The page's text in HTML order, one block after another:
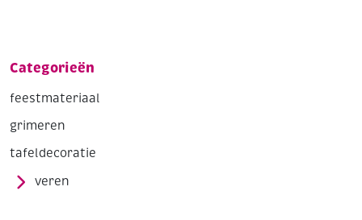
Categorieën
feestmateriaal
grimeren
tafeldecoratie
veren